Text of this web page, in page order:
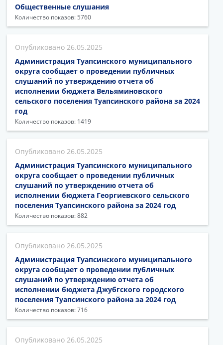
Общественные слушания
Количество показов: 5760
26.05.2025
Администрация Туапсинского муниципального
округа сообщает о проведении публичных
слушаний по утверждению отчета об
исполнении бюджета Вельяминовского
сельского поселения Туапсинского района за 2024
год
Количество показов: 1419
26.05.2025
Администрация Туапсинского муниципального
округа сообщает о проведении публичных
слушаний по утверждению отчета об
исполнении бюджета Георгиевского сельского
поселения Туапсинского района за 2024 год
Количество показов: 882
26.05.2025
Администрация Туапсинского муниципального
округа сообщает о проведении публичных
слушаний по утверждению отчета об
исполнении бюджета Джубгского городского
поселения Туапсинского района за 2024 год
Количество показов: 716
26.05.2025